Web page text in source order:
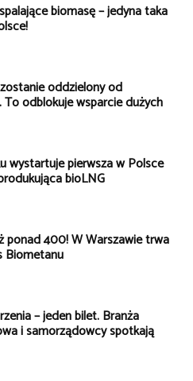
biomasę – jedyna taka
oddzielony od
odblokuje wsparcie dużych
wystartuje pierwsza w Polsce
bioLNG
ponad 400! W Warszawie trwa
Biometanu
– jeden bilet. Branża
i samorządowcy spotkają